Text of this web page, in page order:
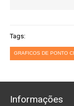
Tags:
GRAFICOS DE PONTO
Informações